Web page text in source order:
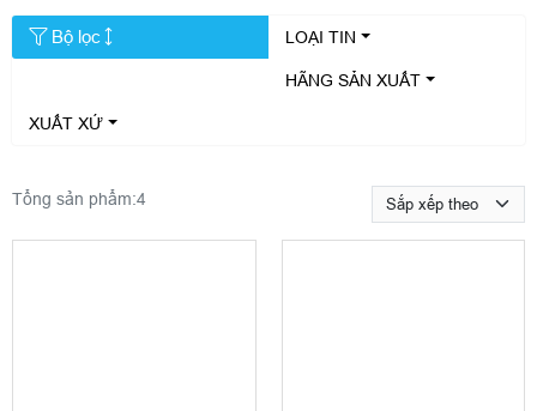
Bộ lọc LOẠI TIN
HÃNG SẢN XUẤT
XUẤT XỨ
Tổng sản phẩm:4